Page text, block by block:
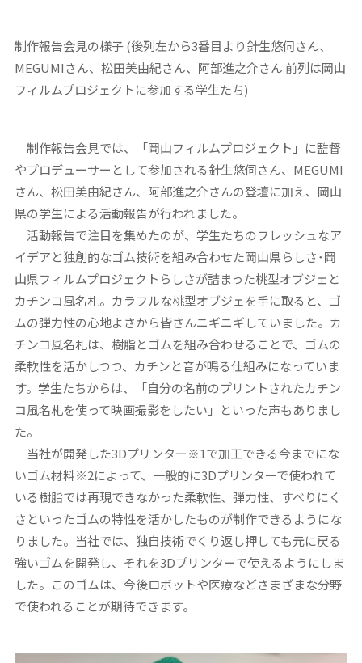
制作報告会見の様子 (後列左から3番目より針生悠伺さん、
MEGUMIさん、松田美由紀さん、阿部進之介さん 前列は岡山
フィルムプロジェクトに参加する学生たち)
制作報告会見では、「岡山フィルムプロジェクト」に監督
やプロデューサーとして参加される針生悠伺さん、MEGUMI
さん、松田美由紀さん、阿部進之介さんの登壇に加え、岡山
県の学生による活動報告が行われました。
活動報告で注目を集めたのが、学生たちのフレッシュなア
イデアと独創的なゴム技術を組み合わせた岡山県らしさ･岡
山県フィルムプロジェクトらしさが詰まった桃型オブジェと
カチンコ風名札。カラフルな桃型オブジェを手に取ると、ゴ
ムの弾力性の心地よさから皆さんニギニギしていました。カ
チンコ風名札は、樹脂とゴムを組み合わせることで、ゴムの
柔軟性を活かしつつ、カチンと音が鳴る仕組みになっていま
す。学生たちからは、「自分の名前のプリントされたカチン
コ風名札を使って映画撮影をしたい」といった声もありまし
た。
当社が開発した3Dプリンター※1で加工できる今までにな
いゴム材料※2によって、一般的に3Dプリンターで使われて
いる樹脂では再現できなかった柔軟性、弾力性、すべりにく
さといったゴムの特性を活かしたものが制作できるようにな
りました。当社では、独自技術でくり返し押しても元に戻る
強いゴムを開発し、それを3Dプリンターで使えるようにしま
した。このゴムは、今後ロボットや医療などさまざまな分野
で使われることが期待できます。